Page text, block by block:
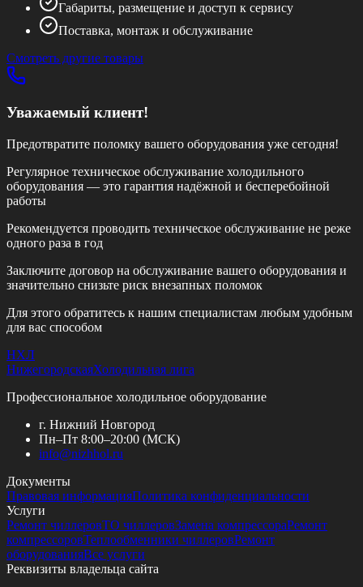
Габариты, размещение и доступ к сервису
Поставка, монтаж и обслуживание
Смотреть другие товары
Уважаемый клиент!
Предотвратите поломку вашего оборудования уже сегодня!
Регулярное техническое обслуживание холодильного
оборудования — это гарантия надёжной и бесперебойной
работы
Рекомендуется проводить техническое обслуживание не реже
одного раза в год
Заключите договор на обслуживание вашего оборудования и
значительно снизьте риск внезапных поломок
Для этого обратитесь к нашим специалистам любым удобным
для вас способом
НХЛ
НижегородскаяХолодильная лига
Профессиональное холодильное оборудование
г. Нижний Новгород
Пн–Пт 8:00–20:00 (МСК)
info@nizhhol.ru
Документы
Правовая информацияПолитика конфиденциальности
Услуги
Ремонт чиллеровТО чиллеровЗамена компрессораРемонт
компрессоровТеплообменники чиллеровРемонт
оборудованияВсе услуги
Реквизиты владельца сайта